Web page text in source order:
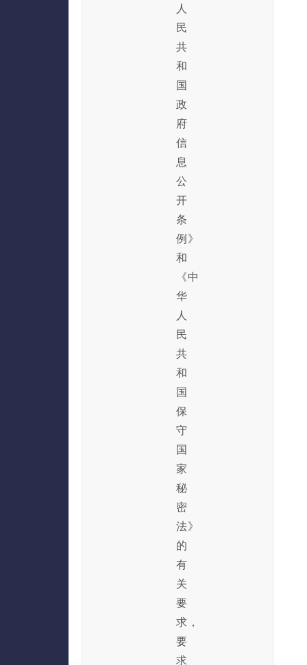
人
民
共
和
国
政
府
信
息
公
开
条
例》
和
《中
华
人
民
共
和
国
保
守
国
家
秘
密
法》
的
有
关
要
求，
要
求